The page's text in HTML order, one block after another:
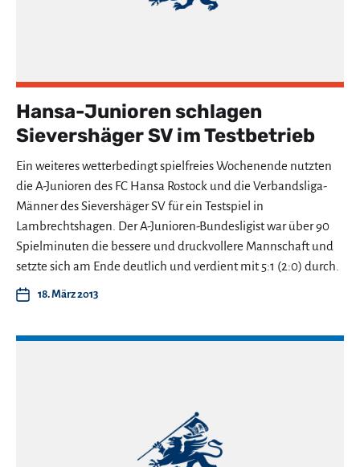
Hansa-Junioren schlagen
Sievershäger SV im Testbetrieb
Ein weiteres wetterbedingt spielfreies Wochenende nutzten
die A-Junioren des FC Hansa Rostock und die Verbandsliga-
Männer des Sievershäger SV für ein Testspiel in
Lambrechtshagen. Der A-Junioren-Bundesligist war über 90
Spielminuten die bessere und druckvollere Mannschaft und
setzte sich am Ende deutlich und verdient mit 5:1 (2:0) durch.
18. März 2013